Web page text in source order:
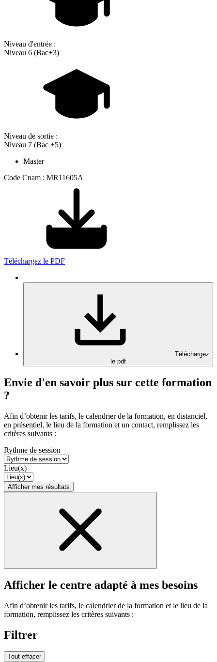
Niveau d'entrée :
Niveau 6 (Bac+3)
Niveau de sortie :
Niveau 7 (Bac +5)
Master
Code Cnam : MR11605A
Téléchargez le PDF
Téléchargez
le pdf
Envie d'en savoir plus sur cette formation
?
Afin d’obtenir les tarifs, le calendrier de la formation, en distanciel,
en présentiel, le lieu de la formation et un contact, remplissez les
critères suivants :
Rythme de session
Lieu(x)
Afficher mes résultats
Afficher le centre adapté à mes besoins
Afin d’obtenir les tarifs, le calendrier de la formation et le lieu de la
formation, remplissez les critères suivants :
Filtrer
Tout effacer